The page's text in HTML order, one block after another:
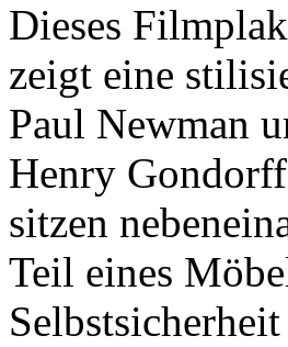
Dieses
zeigt eine
Paul Newman
Henry
sitzen
Teil eines